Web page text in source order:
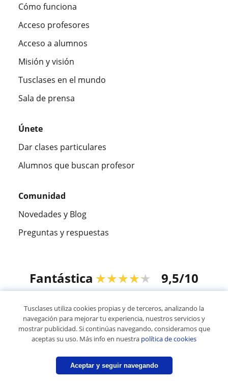
Cómo funciona
Acceso profesores
Acceso a alumnos
Misión y visión
Tusclases en el mundo
Sala de prensa
Únete
Dar clases particulares
Alumnos que buscan profesor
Comunidad
Novedades y Blog
Preguntas y respuestas
Fantástica ★★★★★ 9,5/10
© 2007 - 2026 Tusclases.com.ve
Mapa web:Profesores particulares
Tusclases utiliza cookies propias y de terceros, analizando la
navegación para mejorar tu experiencia, nuestros servicios y
mostrar publicidad. Si continúas navegando, consideramos que
aceptas su uso. Más info en nuestra política de cookies
Aceptar y seguir navegando